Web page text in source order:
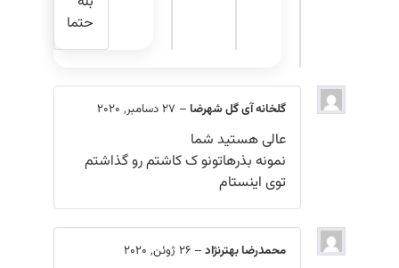
گلخانه آی گل شهرضا–27 دسامبر, 2020
عالی هستید شما
نمونه بذرهاتونو ک کاشتم رو گذاشتم
توی اینستام
محمدرضا بهترنژاد–26 ژوئن, 2020